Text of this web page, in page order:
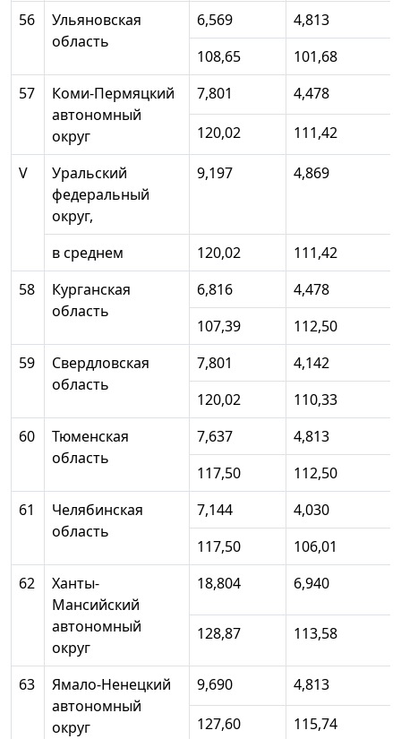
56
Ульяновская
область
6,569
4,813
108,65
101,68
57
Коми-Пермяцкий
автономный
округ
7,801
4,478
120,02
111,42
V
Уральский
федеральный
округ,
9,197 4,869
в среднем 120,02
111,42
58
Курганская
область
6,816
4,478
107,39
112,50
59
Свердловская
область
7,801
4,142
120,02
110,33
60
Тюменская
область
7,637
4,813
117,50
112,50
61
Челябинская
область
7,144
4,030
117,50
106,01
62
Ханты-
Мансийский
автономный
округ
18,804 6,940
128,87 113,58
63
Ямало-Ненецкий
автономный
округ
9,690
4,813
127,60
115,74